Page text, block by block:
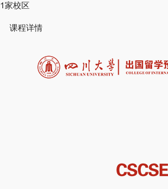
1家校区
课程详情